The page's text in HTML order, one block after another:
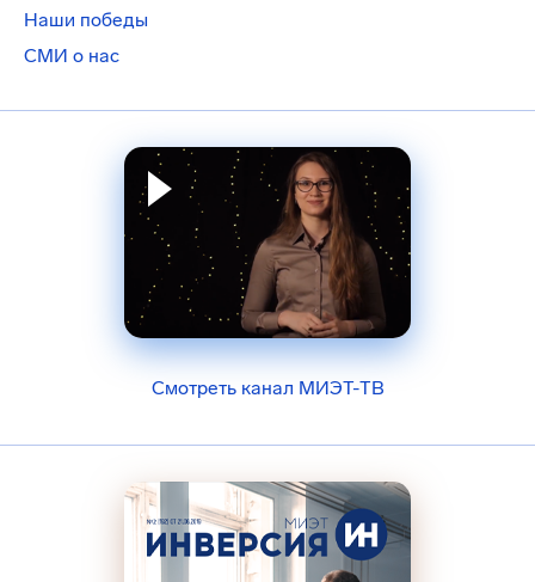
Наши победы
СМИ о нас
Смотреть канал МИЭТ-ТВ